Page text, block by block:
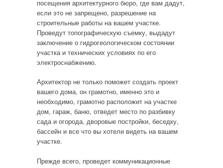
посещения архитектурного бюро, где вам дадут,
если это не запрещено, разрешение на
строительные работы на вашем участке.
Проведут топографическую съемку, выдадут
заключение о гидрогеологическом состоянии
участка и технических условиях по его
электроснабжению.
Архитектор не только поможет создать проект
вашего дома, он грамотно, именно это и
необходимо, грамотно расположит на участке
дом, гараж, баню, отведет место по разбивку
сада и огорода, дворовые постройки, беседку,
бассейн и все что вы хотели видеть на вашем
участке.
Прежде всего, проведет коммуникационные